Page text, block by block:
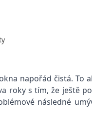
napořád čistá.
roky s tím, že ještě
následné